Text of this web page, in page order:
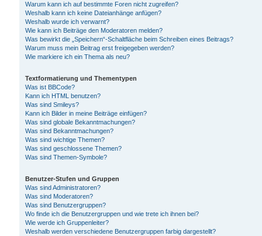
Warum kann ich auf bestimmte Foren nicht zugreifen?
Weshalb kann ich keine Dateianhänge anfügen?
Weshalb wurde ich verwarnt?
Wie kann ich Beiträge den Moderatoren melden?
Was bewirkt die „Speichern“-Schaltfläche beim Schreiben eines Beitrags?
Warum muss mein Beitrag erst freigegeben werden?
Wie markiere ich ein Thema als neu?
Textformatierung und Thementypen
Was ist BBCode?
Kann ich HTML benutzen?
Was sind Smileys?
Kann ich Bilder in meine Beiträge einfügen?
Was sind globale Bekanntmachungen?
Was sind Bekanntmachungen?
Was sind wichtige Themen?
Was sind geschlossene Themen?
Was sind Themen-Symbole?
Benutzer-Stufen und Gruppen
Was sind Administratoren?
Was sind Moderatoren?
Was sind Benutzergruppen?
Wo finde ich die Benutzergruppen und wie trete ich ihnen bei?
Wie werde ich Gruppenleiter?
Weshalb werden verschiedene Benutzergruppen farbig dargestellt?